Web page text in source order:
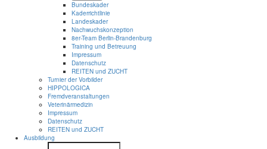
Bundeskader
Kaderrichtlinie
Landeskader
Nachwuchskonzeption
8er-Team Berlin-Brandenburg
Training und Betreuung
Impressum
Datenschutz
REITEN und ZUCHT
Turnier der Vorbilder
HIPPOLOGICA
Fremdveranstaltungen
Veterinärmedizin
Impressum
Datenschutz
REITEN und ZUCHT
Ausbildung